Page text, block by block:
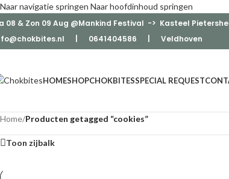
Naar navigatie springen Naar hoofdinhoud springen
08 & Zon 09 Aug @Mankind Festival -> Kasteel
| 0641404586 | Veldhoven
HOMESHOPCHOKBITESSPECIAL REQUEST
Home/Producten getagged “cookies”
Toon zijbalk